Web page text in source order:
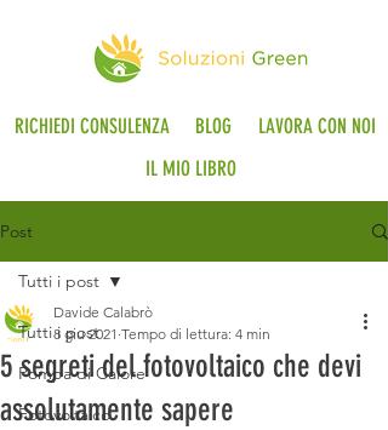
RICHIEDI CONSULENZA BLOG
LAVORA CON NOI
IL MIO LIBRO
Post
Tutti i post
Pompa di Calore
Fotovoltaico
Tutti i post
5 segreti del fotovoltaico che devi
assolutamente sapere
Davide Calabrò
8 giu 2021 Tempo di lettura: 4 min